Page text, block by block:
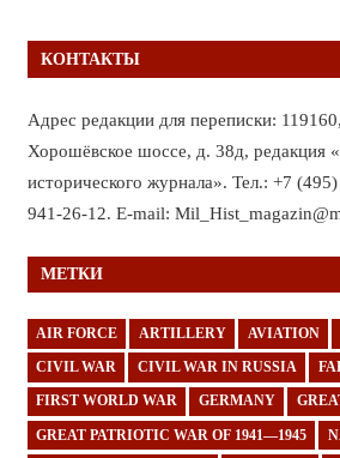
КОНТАКТЫ
Адрес редакции для переписки:
Хорошёвское шоссе, д. 38д, редакция
исторического журнала». Тел.: +7
941-26-12. E-mail:
МЕТКИ
AIR FORCE ARTILLERY AVIATION
CIVIL WAR CIVIL WAR IN RUSSIA
FIRST WORLD WAR GERMANY
GREAT PATRIOTIC WAR OF 1941—1945